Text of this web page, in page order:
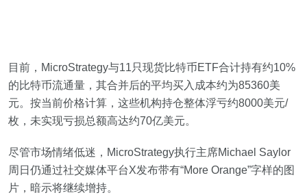
目前，MicroStrategy与11只现货比特币ETF合计持有约10%
的比特币流通量，其合并后的平均买入成本约为85360美
元。按当前价格计算，这些机构持仓整体浮亏约8000美元/
枚，未实现亏损总额高达约70亿美元。
尽管市场情绪低迷，MicroStrategy执行主席Michael Saylor
周日仍通过社交媒体平台X发布带有“More Orange”字样的图
片，暗示将继续增持。